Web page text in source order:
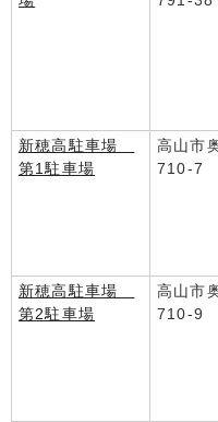
新穂高駐車場
第1駐車場
高山市
710-7
新穂高駐車場
第2駐車場
高山市
710-9